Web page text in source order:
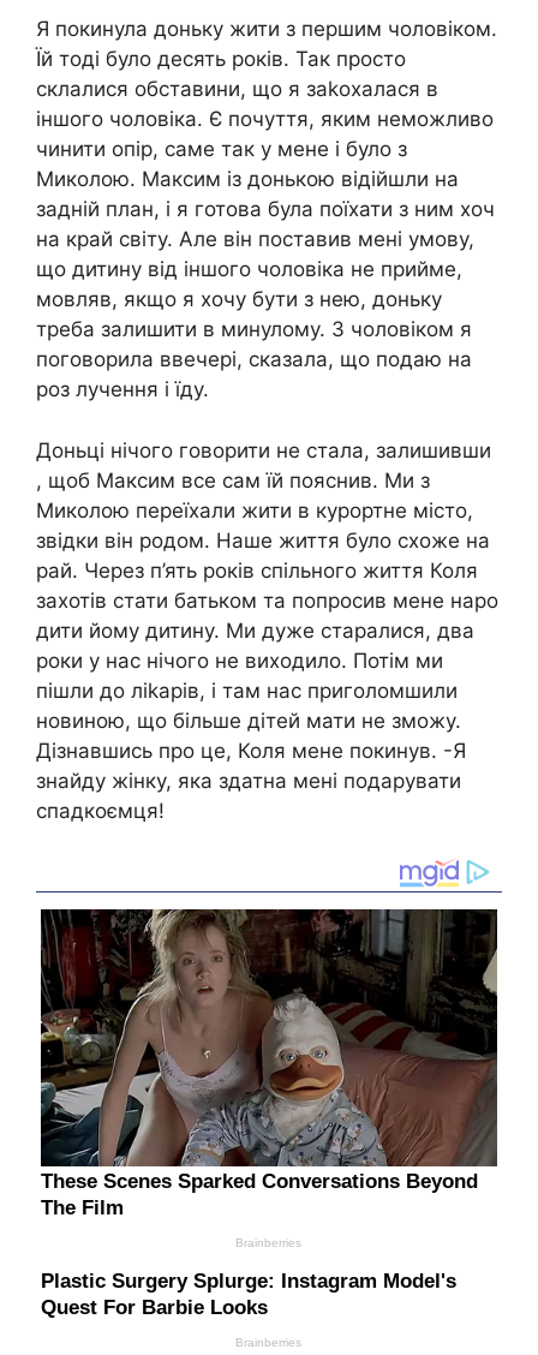
Я покинула доньку жити з першим чоловіком.
Їй тоді було десять років. Так просто
склалися обставини, що я заkохалася в
іншого чоловіка. Є почуття, яким неможливо
чинити опір, саме так у мене і було з
Миколою. Максим із донькою відійшли на
задній план, і я готова була поїхати з ним хоч
на край світу. Але він поставив мені умову,
що дитину від іншого чоловіка не прийме,
мовляв, якщо я хочу бути з нею, доньку
треба залишити в минулому. З чоловіком я
поговорила ввечері, сказала, що подаю на
роз лучення і їду.
Доньці нічого говорити не стала, залишивши
, щоб Максим все сам їй пояснив. Ми з
Миколою переїхали жити в курортне місто,
звідки він родом. Наше життя було схоже на
рай. Через п’ять років спільного життя Коля
захотів стати батьком та попросив мене наро
дити йому дитину. Ми дуже старалися, два
роки у нас нічого не виходило. Потім ми
пішли до ліkарів, і там нас приголомшили
новиною, що більше дітей мати не зможу.
Дізнавшись про це, Коля мене покинув. -Я
знайду жінку, яка здатна мені подарувати
спадкоємця!